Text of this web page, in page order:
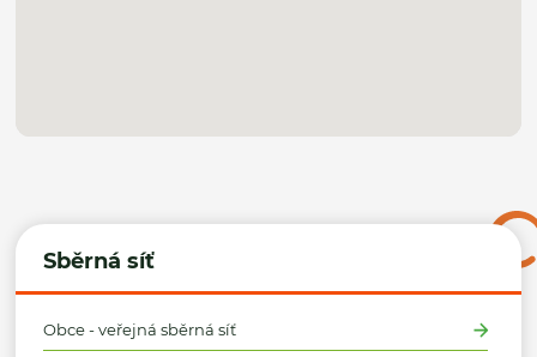
Sběrná síť
Obce - veřejná sběrná síť